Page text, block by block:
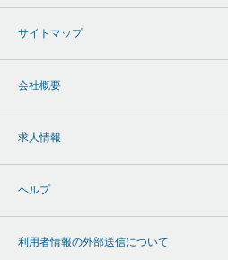
サイトマップ
会社概要
求人情報
ヘルプ
利用者情報の外部送信について